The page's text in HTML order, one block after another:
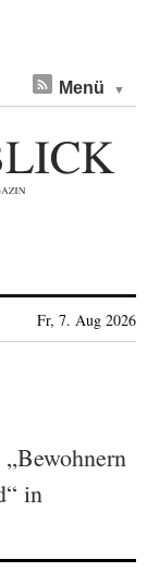
Menü
Fr, 7. Aug 2026
in